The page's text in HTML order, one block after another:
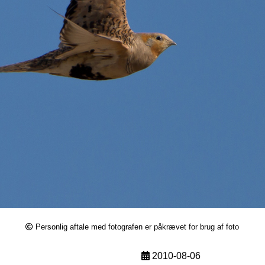
Personlig aftale med fotografen er påkrævet for brug af foto
2010-08-06